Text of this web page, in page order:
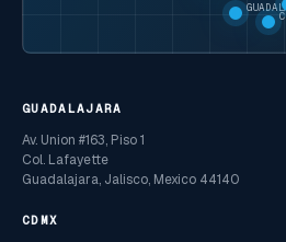
GUADALAJARA
Av. Union #163, Piso 1
Col. Lafayette
Guadalajara, Jalisco, Mexico 44140
CDMX